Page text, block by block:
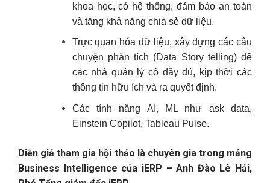
khoa học, có hệ thống, đảm bảo an toàn
và tăng khả năng chia sẻ dữ liệu.
Trực quan hóa dữ liệu, xây dựng các câu
chuyện phân tích (Data Story telling) để
các nhà quản lý có đầy đủ, kịp thời các
thông tin hữu ích và ra quyết định.
Các tính năng AI, ML như ask data,
Einstein Copilot, Tableau Pulse.
Diễn giả tham gia hội thảo là chuyên gia trong mảng
Business Intelligence của iERP – Anh Đào Lê Hải,